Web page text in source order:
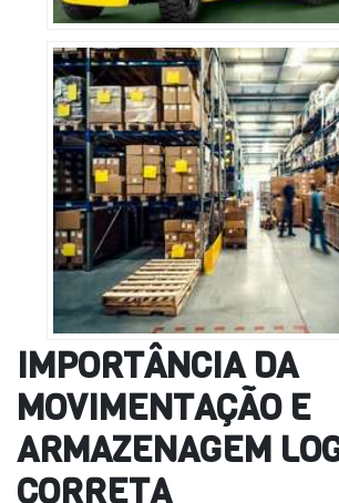
IMPORTÂNCIA DA
MOVIMENTAÇÃO E
ARMAZENAGEM
CORRETA